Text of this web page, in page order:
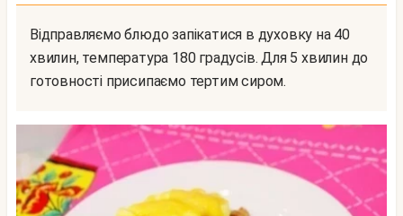
Відправляємо блюдо запікатися в духовку на 40
хвилин, температура 180 градусів. Для 5 хвилин до
готовності присипаємо тертим сиром.